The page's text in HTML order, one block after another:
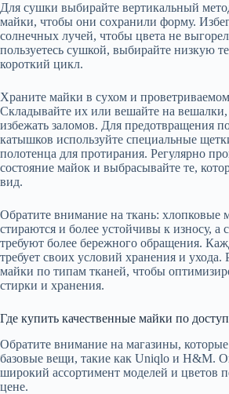
Для сушки выбирайте вертикальный
майки, чтобы они сохранили форму.
солнечных лучей, чтобы цвета не
пользуетесь сушкой, выбирайте низкую
короткий цикл.
Храните майки в сухом и
Складывайте их или вешайте на
избежать заломов. Для предотвращения
катышков используйте специальные
полотенца для протирания. Регулярно
состояние майок и выбрасывайте те,
вид.
Обратите внимание на ткань: хлопковые
стираются и более устойчивы к износу, а
требуют более бережного обращения.
требует своих условий хранения и ухода.
майки по типам тканей, чтобы
стирки и хранения.
Где купить качественные майки по
Обратите внимание на магазины,
базовые вещи, такие как Uniqlo и H&M.
широкий ассортимент моделей и цветов
цене.